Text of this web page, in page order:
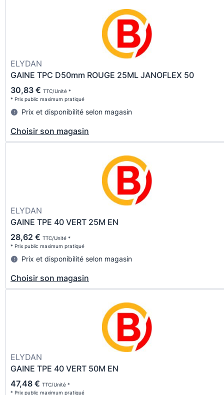
ELYDAN
GAINE TPC D50mm ROUGE 25ML JANOFLEX 50
30,83 € TTC/Unité *
* Prix public maximum pratiqué
Prix et disponibilité selon magasin
Choisir son magasin
ELYDAN
GAINE TPE 40 VERT 25M EN
28,62 € TTC/Unité *
* Prix public maximum pratiqué
Prix et disponibilité selon magasin
Choisir son magasin
ELYDAN
GAINE TPE 40 VERT 50M EN
47,48 € TTC/Unité *
* Prix public maximum pratiqué